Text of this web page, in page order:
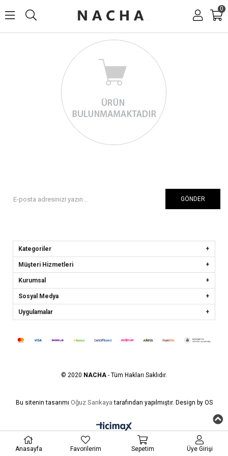
0
GÖNDER
Kategoriler
Müşteri Hizmetleri
Kurumsal
Sosyal Medya
Uygulamalar
© 2020 NACHA - Tüm Hakları Saklıdır.
Bu sitenin tasarımı Oğuz Sarıkaya tarafından yapılmıştır. Design by OS
Anasayfa Favorilerim Sepetim Üye Girişi